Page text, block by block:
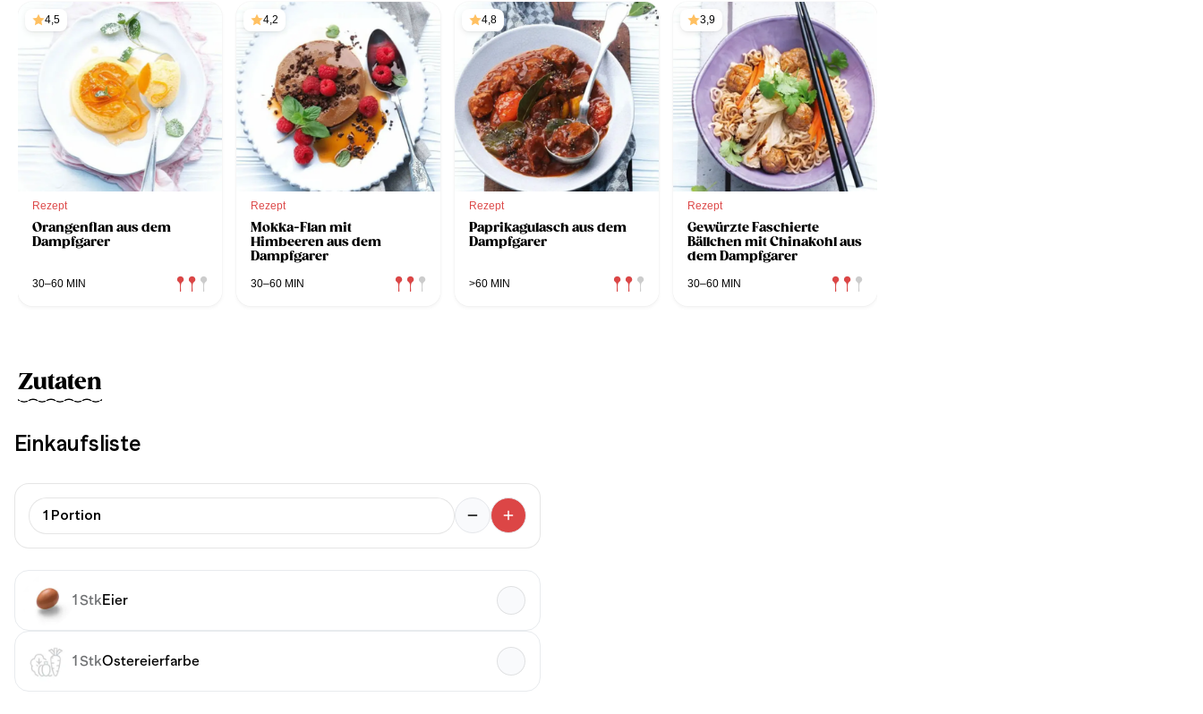
4,5
Rezept
Orangenflan aus dem
Dampfgarer
30–60 MIN
4,2
Rezept
Mokka-Flan mit
Himbeeren aus dem
Dampfgarer
30–60 MIN
4,8
Rezept
Paprikagulasch aus dem
Dampfgarer
>60 MIN
3,9
Rezept
Gewürzte Faschierte
Bällchen mit Chinakohl aus
dem Dampfgarer
30–60 MIN
Zutaten